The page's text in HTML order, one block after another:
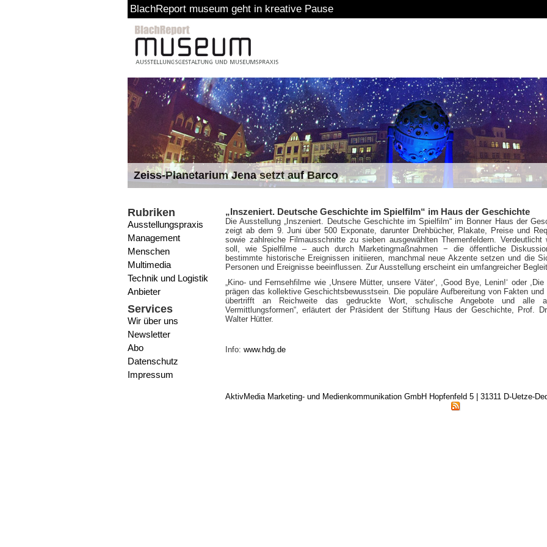
BlachReport museum geht in kreative Pause
Zeiss-Planetarium Jena setzt auf Barco
Rubriken
Ausstellungspraxis
Management
Menschen
Multimedia
Technik und Logistik
Anbieter
Services
Wir über uns
Newsletter
Abo
Datenschutz
Impressum
„Inszeniert. Deutsche Geschichte im Spielfilm“ im Haus der Geschichte
Die Ausstellung „Inszeniert. Deutsche Geschichte im Spielfilm“ im Bonner Haus der
zeigt ab dem 9. Juni über 500 Exponate, darunter Drehbücher, Plakate, Preise und
sowie zahlreiche Filmausschnitte zu sieben ausgewählten Themenfeldern. Verdeutlicht
soll, wie Spielfilme – auch durch Marketingmaßnahmen − die öffentliche
bestimmte historische Ereignissen initiieren, manchmal neue Akzente setzen und die
Personen und Ereignisse beeinflussen. Zur Ausstellung erscheint ein umfangreicher
„Kino- und Fernsehfilme wie ,Unsere Mütter, unsere Väter‘, ,Good Bye, Lenin!‘ oder ,Die
prägen das kollektive Geschichtsbewusstsein. Die populäre Aufbereitung von Fakten und
übertrifft an Reichweite das gedruckte Wort, schulische Angebote und alle
Vermittlungsformen“, erläutert der Präsident der Stiftung Haus der Geschichte, Prof.
Walter Hütter.
Info: www.hdg.de
AktivMedia Marketing- und Medienkommunikation GmbH Hopfenfeld 5 | 31311 D-Uetze-